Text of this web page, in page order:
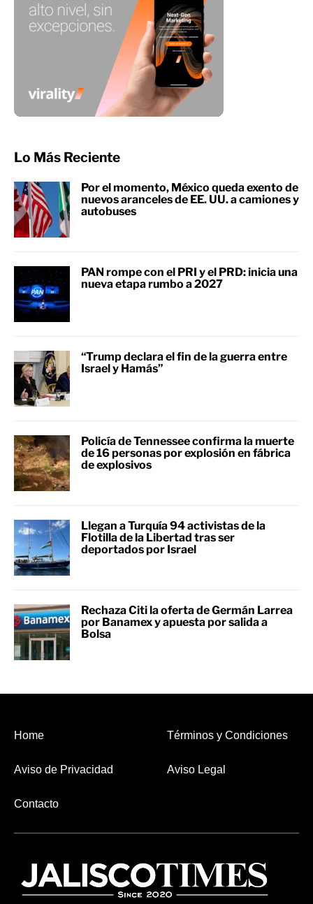
Lo Más Reciente
Por el momento, México queda exento de
nuevos aranceles de EE. UU. a camiones y
autobuses
PAN rompe con el PRI y el PRD: inicia una
nueva etapa rumbo a 2027
“Trump declara el fin de la guerra entre
Israel y Hamás”
Policía de Tennessee confirma la muerte
de 16 personas por explosión en fábrica
de explosivos
Llegan a Turquía 94 activistas de la
Flotilla de la Libertad tras ser
deportados por Israel
Rechaza Citi la oferta de Germán Larrea
por Banamex y apuesta por salida a
Bolsa
Home Términos y Condiciones
Aviso de Privacidad Aviso Legal
Contacto